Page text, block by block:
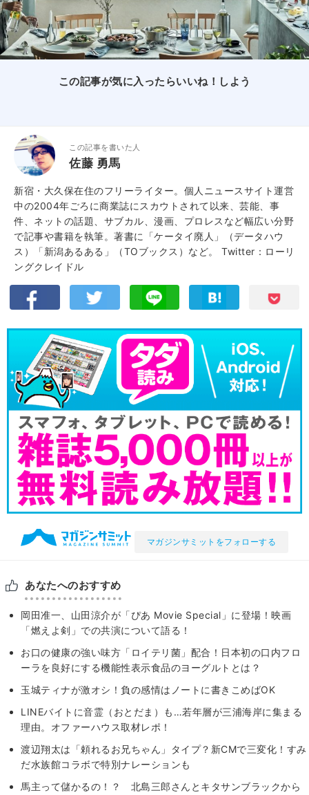
この記事が気に入ったらいいね！しよう
この記事を書いた人
佐藤 勇馬
新宿・大久保在住のフリーライター。個人ニュースサイト運営
中の2004年ごろに商業誌にスカウトされて以来、芸能、事
件、ネットの話題、サブカル、漫画、プロレスなど幅広い分野
で記事や書籍を執筆。著書に「ケータイ廃人」（データハウ
ス）「新潟あるある」（TOブックス）など。 Twitter：ローリ
ングクレイドル
マガジンサミットをフォローする
あなたへのおすすめ
岡田准一、山田涼介が「ぴあ Movie Special」に登場！映画
「燃えよ剣」での共演について語る！
お口の健康の強い味方「ロイテリ菌」配合！日本初の口内フロ
ーラを良好にする機能性表示食品のヨーグルトとは？
玉城ティナが激オシ！負の感情はノートに書きこめばOK
LINEバイトに音霊（おとだま）も…若年層が三浦海岸に集まる
理由。オファーハウス取材レポ！
渡辺翔太は「頼れるお兄ちゃん」タイプ？新CMで三変化！すみ
だ水族館コラボで特別ナレーションも
馬主って儲かるの！？ 北島三郎さんとキタサンブラックから